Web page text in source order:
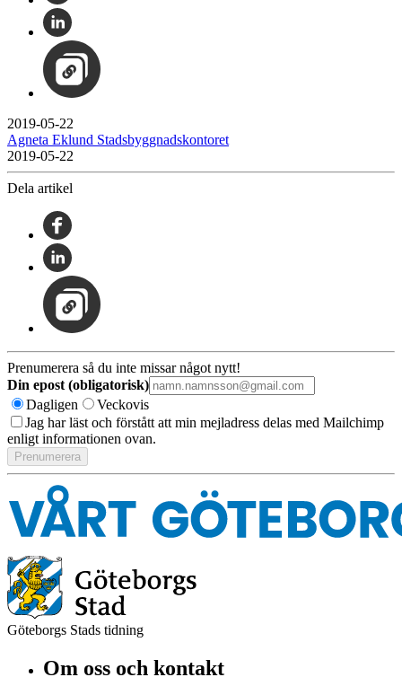
2019-05-22
Agneta Eklund Stadsbyggnadskontoret
2019-05-22
Dela artikel
Prenumerera så du inte missar något nytt!
Din epost (obligatorisk)
Dagligen
Veckovis
Jag har läst och förstått att min mejladress delas med Mailchimp
enligt informationen ovan.
Göteborgs Stads tidning
Om oss och kontakt